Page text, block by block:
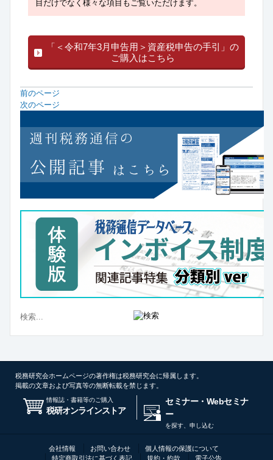
目だけでなく様々な項目もご覧いただけます。
「＜令和7年3月申告用＞資産税申告の手引」の
ご購入はこちら
前のページ
次のページ
税務研究会ホームページの著作権は税務研究会に帰属します。
掲載の文章および写真等の無断転載を禁じます。
情報誌・書籍等のご購入
税研オンラインストア
セミナー・Webセミナ
ー
を探す、申し込む
会社情報 お問い合わせ
個人情報の保護について
特定商取引法に基づく表記
規約・約款 電子公告